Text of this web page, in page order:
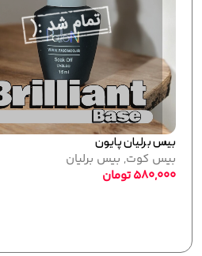
برلیان پایون
کوت, بیس برلیان
تومان